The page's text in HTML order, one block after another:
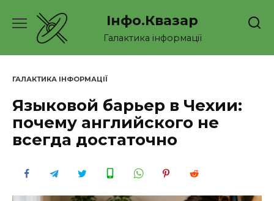
до
Інфо.Квазар
Галактика інформації
ГАЛАКТИКА ІНФОРМАЦІЇ
Языковой барьер в Чехии:
почему английского не
всегда достаточно